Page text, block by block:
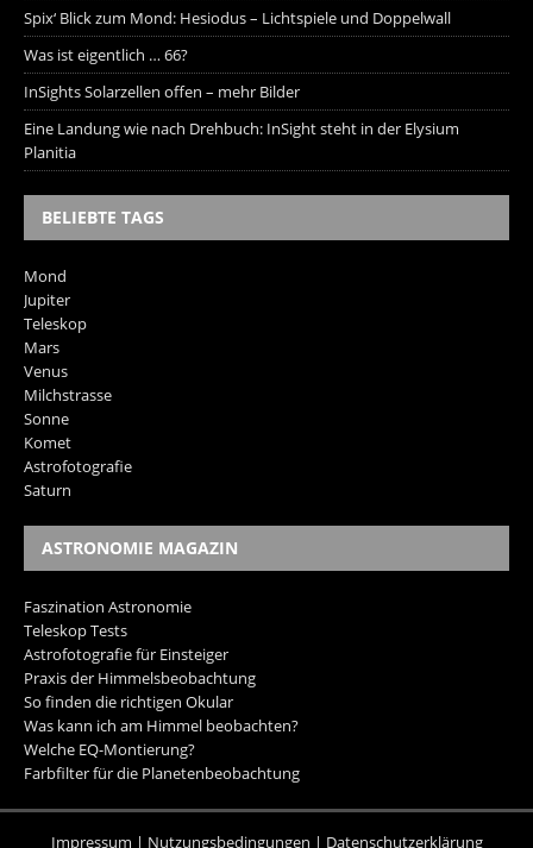
Spix‘ Blick zum Mond: Hesiodus – Lichtspiele und Doppelwall
Was ist eigentlich … 66?
InSights Solarzellen offen – mehr Bilder
Eine Landung wie nach Drehbuch: InSight steht in der Elysium
Planitia
BELIEBTE TAGS
Mond
Jupiter
Teleskop
Mars
Venus
Milchstrasse
Sonne
Komet
Astrofotografie
Saturn
ASTRONOMIE MAGAZIN
Faszination Astronomie
Teleskop Tests
Astrofotografie für Einsteiger
Praxis der Himmelsbeobachtung
So finden die richtigen Okular
Was kann ich am Himmel beobachten?
Welche EQ-Montierung?
Farbfilter für die Planetenbeobachtung
Impressum | Nutzungsbedingungen | Datenschutzerklärung